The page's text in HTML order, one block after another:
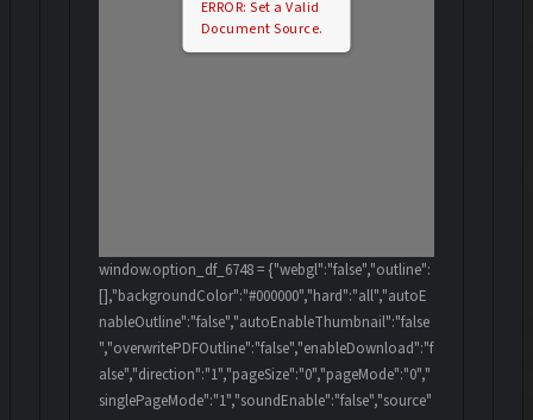
ERROR: Set a Valid
Document Source.
window.option_df_6748 = {"webgl":"false","outline":
[],"backgroundColor":"#000000","hard":"all","autoE
nableOutline":"false","autoEnableThumbnail":"false
","overwritePDFOutline":"false","enableDownload":"f
alse","direction":"1","pageSize":"0","pageMode":"0","
singlePageMode":"1","soundEnable":"false","source"